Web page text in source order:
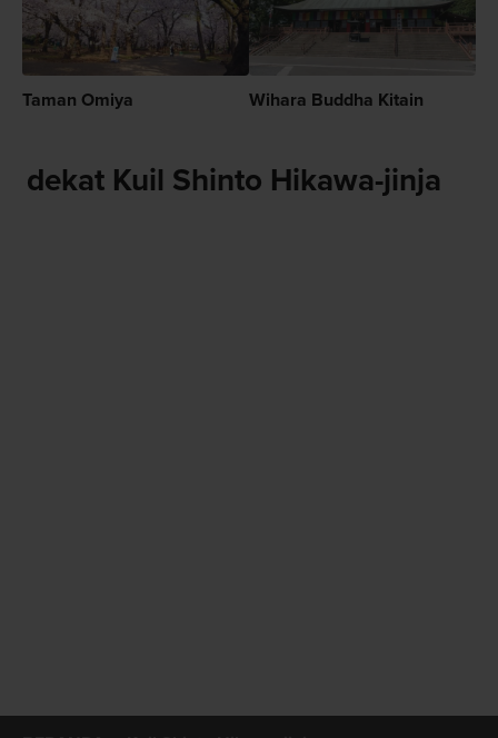
Taman Omiya Wihara Buddha Kitain
dekat Kuil Shinto Hikawa-jinja